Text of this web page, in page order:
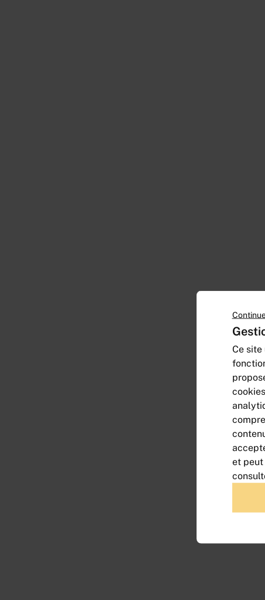
Ce site
et peut